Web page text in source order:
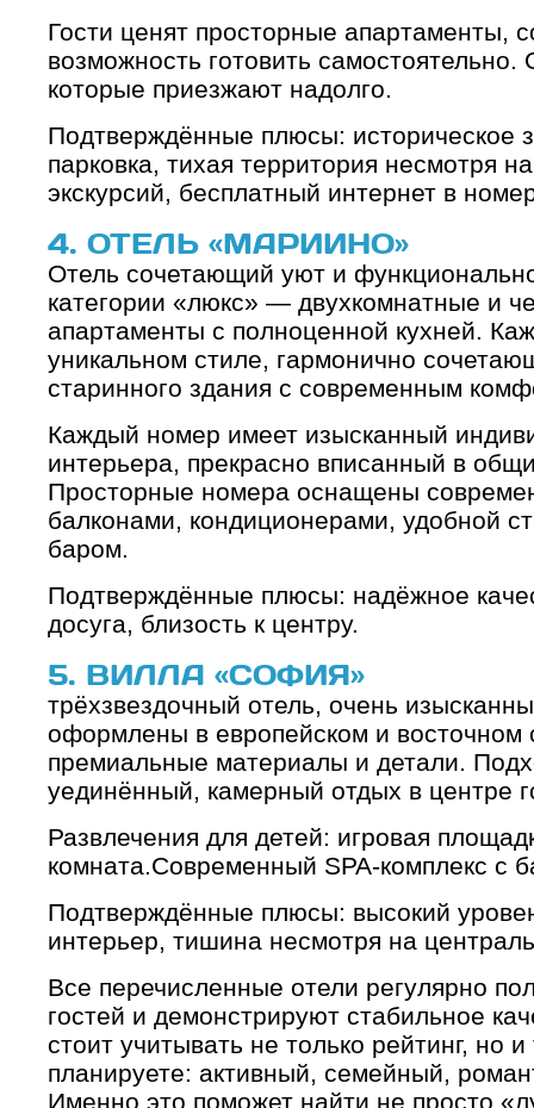
Гости ценят просторные апартаменты,
возможность готовить
которые приезжают надолго.
Подтверждённые плюсы: историческое
парковка, тихая территория несмотря
экскурсий, бесплатный интернет в
4. ОТЕЛЬ «МАРИИНО»
Отель сочетающий уют и
категории «люкс» — двухкомнатные и
апартаменты с полноценной кухней.
уникальном стиле, гармонично
старинного здания с современным
Каждый номер имеет изысканный
интерьера, прекрасно вписанный в
Просторные номера оснащены
балконами, кондиционерами, удобной
баром.
Подтверждённые плюсы: надёжное
досуга, близость к центру.
5. ВИЛЛА «СОФИЯ»
трёхзвездочный отель, очень
оформлены в европейском и восточном
премиальные материалы и детали.
уединённый, камерный отдых в центре
Развлечения для детей: игровая
комната.Современный SPA-комплекс с
Подтверждённые плюсы: высокий
интерьер, тишина несмотря на
Все перечисленные отели регулярно
гостей и демонстрируют стабильное
стоит учитывать не только рейтинг, но
планируете: активный, семейный,
Именно это поможет найти не просто